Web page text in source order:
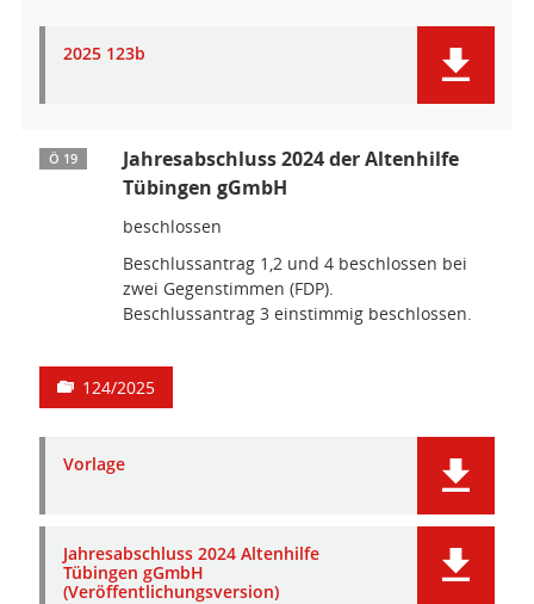
2025 123b
Ö 19
Jahresabschluss 2024 der Altenhilfe
Tübingen gGmbH
beschlossen
Beschlussantrag 1,2 und 4 beschlossen bei
zwei Gegenstimmen (FDP).
Beschlussantrag 3 einstimmig beschlossen.
124/2025
Vorlage
Jahresabschluss 2024 Altenhilfe
Tübingen gGmbH
(Veröffentlichungsversion)